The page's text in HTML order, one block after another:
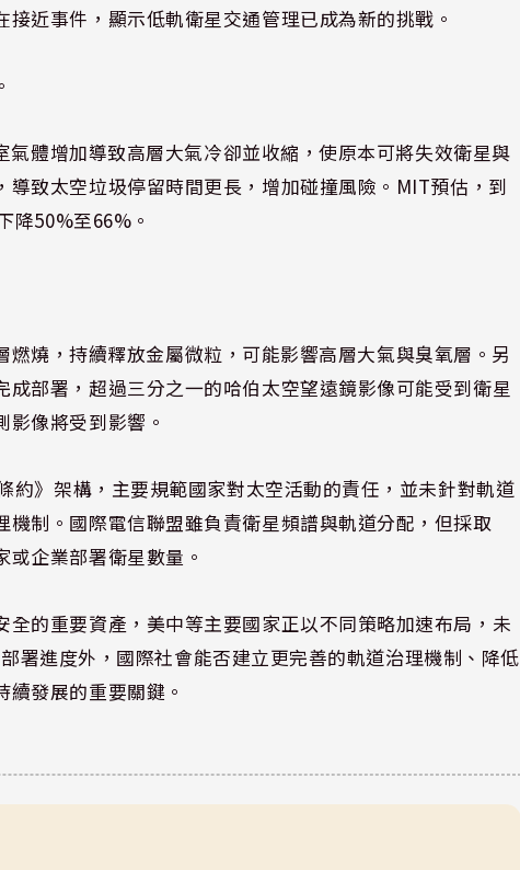
近事件，顯示低軌衛星交通管理已成為新的挑戰。
體增加導致高層大氣冷卻並收縮，使原本可將失效衛星與
致太空垃圾停留時間更長，增加碰撞風險。MIT預估，到
降50%至66%。
燒，持續釋放金屬微粒，可能影響高層大氣與臭氧層。另
部署，超過三分之一的哈伯太空望遠鏡影像可能受到衛星
像將受到影響。
約》架構，主要規範國家對太空活動的責任，並未針對軌道
制。國際電信聯盟雖負責衛星頻譜與軌道分配，但採取
或企業部署衛星數量。
的重要資產，美中等主要國家正以不同策略加速布局，未
署進度外，國際社會能否建立更完善的軌道治理機制、降低
發展的重要關鍵。